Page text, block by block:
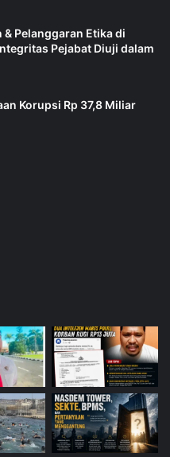
Pelanggaran Etika di
Pejabat Diuji dalam
Korupsi Rp 37,8 Miliar